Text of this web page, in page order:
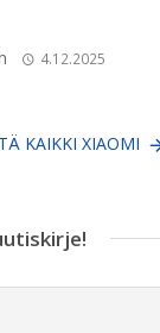
4.12.2025
KAIKKI XIAOMI